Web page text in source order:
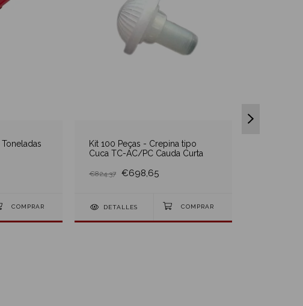
Kit 100 Peças - Crepina tipo
Cuca TC-AC/PC Cauda Curta
€824,37 €698,65
DETALLES